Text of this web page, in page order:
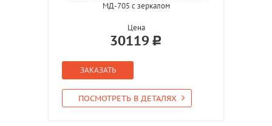
МД-705 с зеркалом
Цена
30119
ЗАКАЗАТЬ
ПОСМОТРЕТЬ В ДЕТАЛЯХ